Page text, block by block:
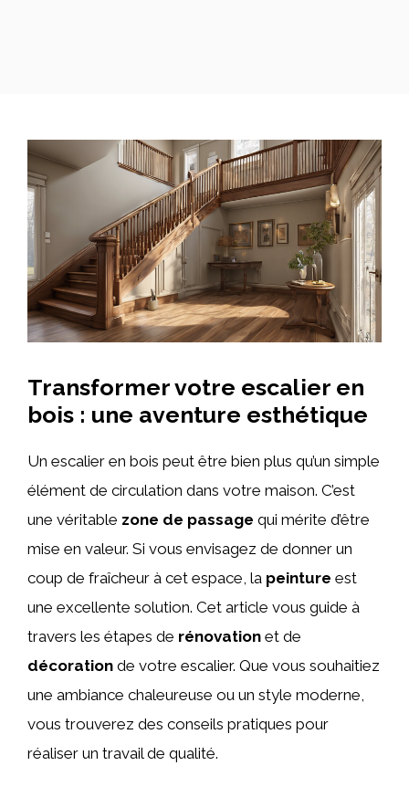
Transformer votre escalier en
bois : une aventure esthétique
Un escalier en bois peut être bien plus qu’un simple
élément de circulation dans votre maison. C’est
une véritable zone de passage qui mérite d’être
mise en valeur. Si vous envisagez de donner un
coup de fraîcheur à cet espace, la peinture est
une excellente solution. Cet article vous guide à
travers les étapes de rénovation et de
décoration de votre escalier. Que vous souhaitiez
une ambiance chaleureuse ou un style moderne,
vous trouverez des conseils pratiques pour
réaliser un travail de qualité.